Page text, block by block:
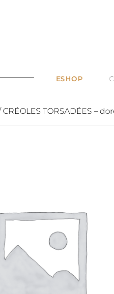
ESHOP
CRÉOLES TORSADÉES –